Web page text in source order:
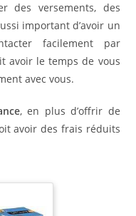
des versements, des
important d’avoir un
facilement par
avoir le temps de vous
avec vous.
, en plus d’offrir de
avoir des frais réduits